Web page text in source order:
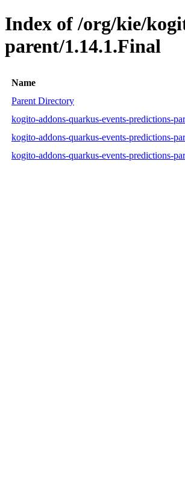
Index of /org/kie/
parent/1.14.1.Final
Name
Parent Directory
kogito-addons-quarkus-events-predictions-
kogito-addons-quarkus-events-predictions-
kogito-addons-quarkus-events-predictions-